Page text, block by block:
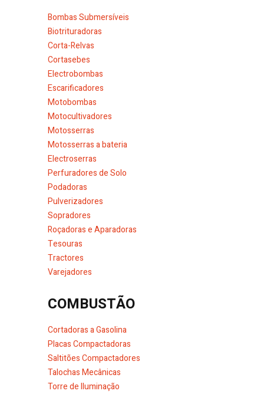
Bombas Submersíveis
Biotrituradoras
Corta-Relvas
Cortasebes
Electrobombas
Escarificadores
Motobombas
Motocultivadores
Motosserras
Motosserras a bateria
Electroserras
Perfuradores de Solo
Podadoras
Pulverizadores
Sopradores
Roçadoras e Aparadoras
Tesouras
Tractores
Varejadores
COMBUSTÃO
Cortadoras a Gasolina
Placas Compactadoras
Saltitões Compactadores
Talochas Mecânicas
Torre de Iluminação